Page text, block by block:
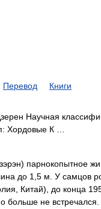
Перевод Книги
Научная
Хордовые К …
парнокопытное
до 1,5 м. У самцов
Китай), до конца
больше не